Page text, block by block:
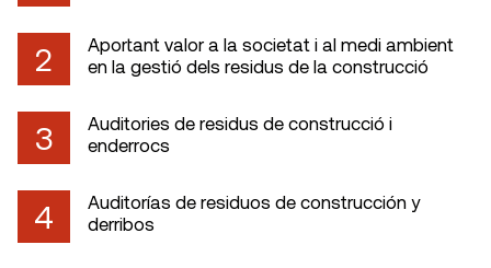
2
Aportant valor a la societat i al medi ambient
en la gestió dels residus de la construcció
3
Auditories de residus de construcció i
enderrocs
4
Auditorías de residuos de construcción y
derribos